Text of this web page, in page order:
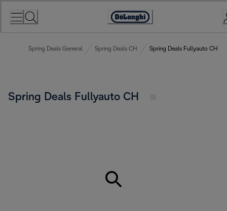
Accessibility
Spring Deals General Spring Deals CH Spring Deals Fullyauto CH
Spring Deals Fullyauto CH